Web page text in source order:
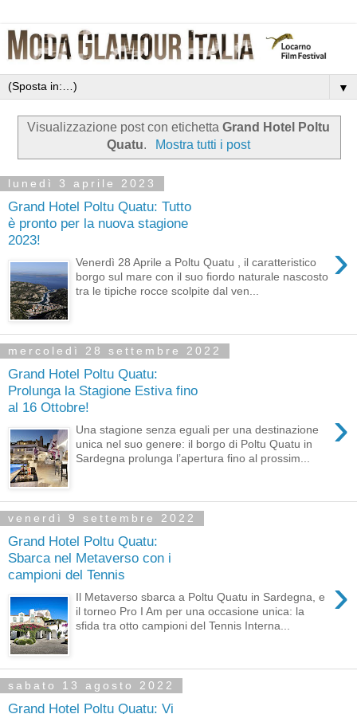
▼
Visualizzazione post con etichetta Grand Hotel Poltu
Quatu. Mostra tutti i post
lunedì 3 aprile 2023
Grand Hotel Poltu Quatu: Tutto
è pronto per la nuova stagione
2023!
›
Venerdì 28 Aprile a Poltu Quatu , il caratteristico
borgo sul mare con il suo fiordo naturale nascosto
tra le tipiche rocce scolpite dal ven...
mercoledì 28 settembre 2022
Grand Hotel Poltu Quatu:
Prolunga la Stagione Estiva fino
al 16 Ottobre!
›
Una stagione senza eguali per una destinazione
unica nel suo genere: il borgo di Poltu Quatu in
Sardegna prolunga l’apertura fino al prossim...
venerdì 9 settembre 2022
Grand Hotel Poltu Quatu:
Sbarca nel Metaverso con i
campioni del Tennis
›
Il Metaverso sbarca a Poltu Quatu in Sardegna, e
il torneo Pro I Am per una occasione unica: la
sfida tra otto campioni del Tennis Interna...
sabato 13 agosto 2022
Grand Hotel Poltu Quatu: Vi